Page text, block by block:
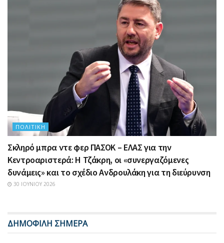
ΠΟΛΙΤΙΚΉ
Σκληρό μπρα ντε φερ ΠΑΣΟΚ – ΕΛΑΣ για την
Κεντροαριστερά: Η Τζάκρη, οι «συνεργαζόμενες
δυνάμεις» και το σχέδιο Ανδρουλάκη για τη διεύρυνση
30 ΙΟΥΝΊΟΥ 2026
ΔΗΜΟΦΙΛΗ ΣΗΜΕΡΑ